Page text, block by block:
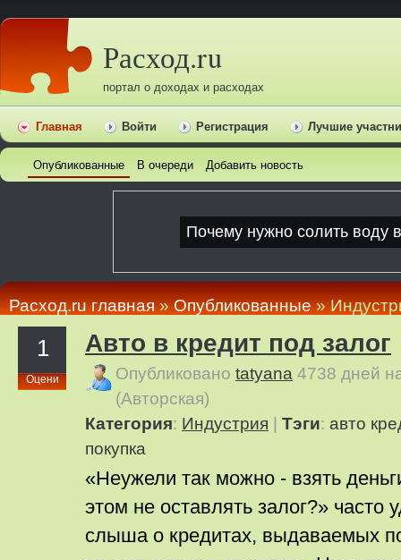
Расход.ru
портал о доходах и расходах
Главная Войти Регистрация Лучшие
Опубликованные В очереди Добавить новость
Расход.ru главная»Опубликованные»
1
Оцени
Авто в кредит под залог
Опубликовано tatyana 4738 дней
(Авторская)
Категория: Индустрия Тэги: авто
покупка
«Неужели так можно - взять
этом не оставлять залог?»
слыша о кредитах, выдаваемых